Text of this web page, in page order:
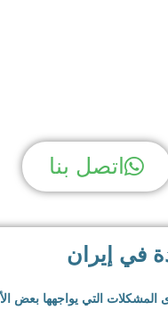
اتصل بنا
في إيران
المشكلات التي يواجهها بعض